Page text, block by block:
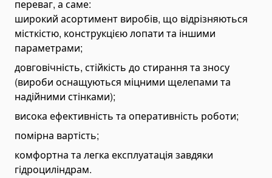
Віброплити
Дорожні фрези
Шини для спецтехніки
Переоборудование самосвалов
Інше
Генератори
Палебійне обладнання
Палебійні копери
Палевдавлюючі установки
переваг, а саме:
широкий асортимент виробів, що відрізняються
місткістю, конструкцією лопати та іншими
параметрами;
довговічність, стійкість до стирання та зносу
(вироби оснащуються міцними щелепами та
надійними стінками);
висока ефективність та оперативність роботи;
помірна вартість;
комфортна та легка експлуатація завдяки
гідроциліндрам.